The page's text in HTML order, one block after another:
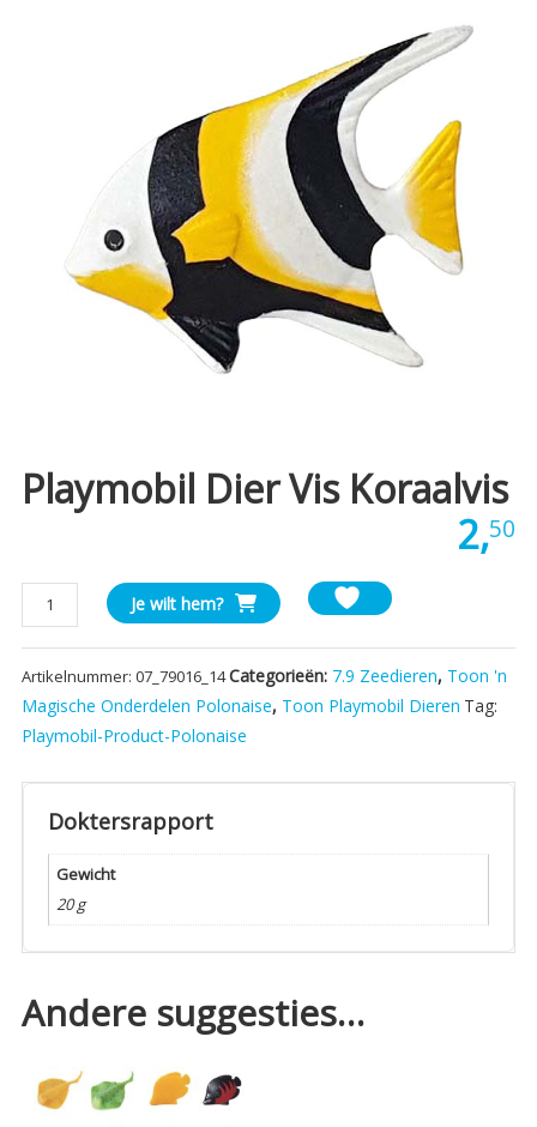
Playmobil Dier Vis Koraalvis
2,50
Playmobil
Dier
Vis
Koraalvis
aantal
Je wilt hem?
Artikelnummer: 07_79016_14Categorieën: 7.9 Zeedieren, Toon 'n
Magische Onderdelen Polonaise, Toon Playmobil Dieren Tag:
Playmobil-Product-Polonaise
Doktersrapport
Gewicht
20 g
Andere suggesties…